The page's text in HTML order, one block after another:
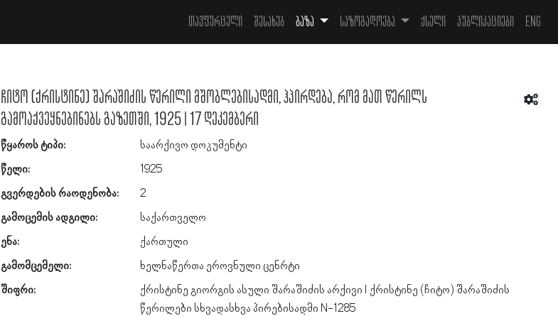
თავფურცელი შესახებ ბაზა საზოგადოება ქსელი პუბლიკაციები Eng
ჩიტო (ქრისტინე) შარაშიძის წერილი მშობლებისადმი, ჰპირდება, რომ მათ წერილს
გამოაქვეყნებინებს გაზეთში, 1925 | 17 დეკემბერი
წყაროს ტიპი:
საარქივო დოკუმენტი
წელი:
1925
გვერდების რაოდენობა:
2
გამოცემის ადგილი:
საქართველო
ენა:
ქართული
გამომცემელი:
ხელნაწერთა ეროვნული ცენრტი
შიფრი:
ქრისტინე გიორგის ასული შარაშიძის არქივი l ქრისტინე (ჩიტო) შარაშიძის
წერილები სხვადასხვა პირებისადმი N-1285